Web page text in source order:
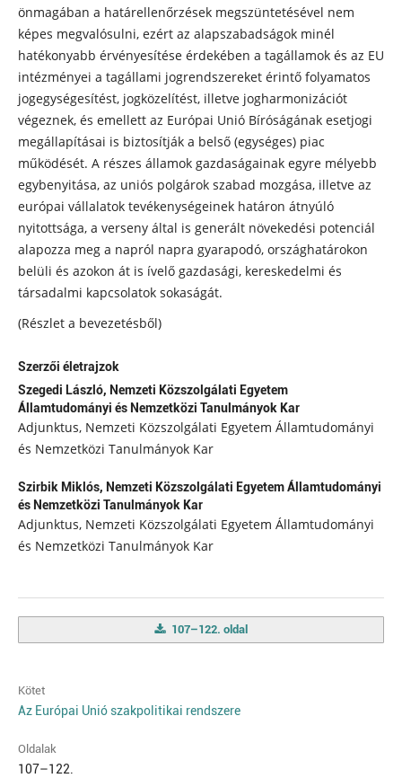
önmagában a határellenőrzések megszüntetésével nem
képes megvalósulni, ezért az alapszabadságok minél
hatékonyabb érvényesítése érdekében a tagállamok és az EU
intézményei a tagállami jogrendszereket érintő folyamatos
jogegységesítést, jogközelítést, illetve jogharmonizációt
végeznek, és emellett az Európai Unió Bíróságának esetjogi
megállapításai is biztosítják a belső (egységes) piac
működését. A részes államok gazdaságainak egyre mélyebb
egybenyitása, az uniós polgárok szabad mozgása, illetve az
európai vállalatok tevékenységeinek határon átnyúló
nyitottsága, a verseny által is generált növekedési potenciál
alapozza meg a napról napra gyarapodó, országhatárokon
belüli és azokon át is ívelő gazdasági, kereskedelmi és
társadalmi kapcsolatok sokaságát.
(Részlet a bevezetésből)
Szerzői életrajzok
Szegedi László, Nemzeti Közszolgálati Egyetem
Államtudományi és Nemzetközi Tanulmányok Kar
Adjunktus, Nemzeti Közszolgálati Egyetem Államtudományi
és Nemzetközi Tanulmányok Kar
Szirbik Miklós, Nemzeti Közszolgálati Egyetem Államtudományi
és Nemzetközi Tanulmányok Kar
Adjunktus, Nemzeti Közszolgálati Egyetem Államtudományi
és Nemzetközi Tanulmányok Kar
107–122. oldal
Kötet
Az Európai Unió szakpolitikai rendszere
Oldalak
107–122.